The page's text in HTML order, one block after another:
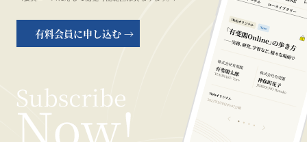
有料会員に申し込む →